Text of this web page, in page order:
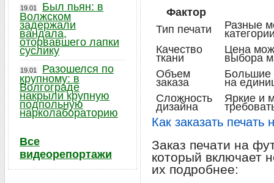
Фактор
Тип печати
Разные
Качество
ткани
Цена
выбора
Объем
заказа
Большие
на
Сложность
дизайна
Яркие и
Как заказать
Заказ печати на
который включает
их подробнее:
19.01
Был пьян: в
Волжском
задержали
вандала,
оторвавшего лапки
суслику
19.01
Разошелся по
крупному: в
Волгограде
накрыли крупную
подпольную
нарколабораторию
Все
видеорепортажи